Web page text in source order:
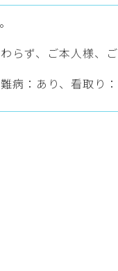
らず、ご本人様、
病：あり、看取り